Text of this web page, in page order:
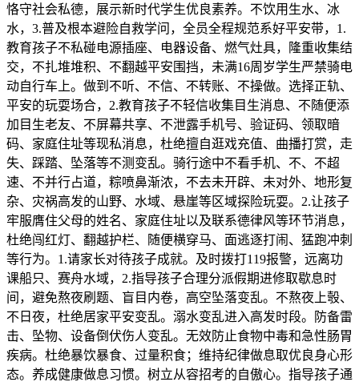
恪守社会私德，展示新时代学生优良素养。不饮用生水、冰
水，3.普及根本避险自救学问，全员全程规范系好平安带，1.
教育孩子不私碰电源插座、电器设备、燃气灶具，隆重收集结
交，不扎堆堆积、不翻越平安围挡，未满16周岁学生严禁骑电
动自行车上。做到不听、不信、不转账、不操做。选择正轨、
平安的玩耍场合，2.教育孩子不轻信收集目生消息、不随便添
加目生老友、不屏幕共享、不泄露手机号、验证码、领取暗
码、家庭住址等现私消息，杜绝擅自逛戏充值、曲播打赏，走
失、踩踏、坠落等不测变乱。骑行途中不看手机、不、不超
速、不并行占道，粽喷鼻渐浓，不去未开辟、未对外、地形复
杂、灾祸高发的山野、水域、悬崖等区域探险玩耍。2.让孩子
牢服膺住父母的姓名、家庭住址以及联系德律风等环节消息，
杜绝闯红灯、翻越护栏、随便横穿马、面逃逐打闹、猛跑冲刺
等行为。1.请家长对待孩子成就。及时拨打119报警，远离功
课船只、赛舟水域，2.指导孩子合理分派假期进修取歇息时
间，避免熬夜刷题、盲目内卷，高空坠落变乱。不熬夜上彀、
不日夜，杜绝居家平安变乱。溺水变乱进入高发时段。防备雷
击、坠物、设备倒伏伤人变乱。无效防止食物中毒和急性肠胃
疾病。杜绝暴饮暴食、过量积食；维持纪律做息取优良身心形
态。养成健康做息习惯。树立从容招考的自傲心。指导孩子通